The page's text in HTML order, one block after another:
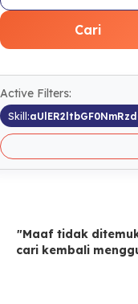
Cari
Active Filters:
Skill:
"Maaf tidak
cari kembali